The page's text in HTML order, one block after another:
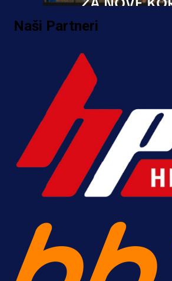
Promo vijesti
MrBit: Isprati
evropska
bonus dobrodošlice!
14 h 6 min
Naši Partneri